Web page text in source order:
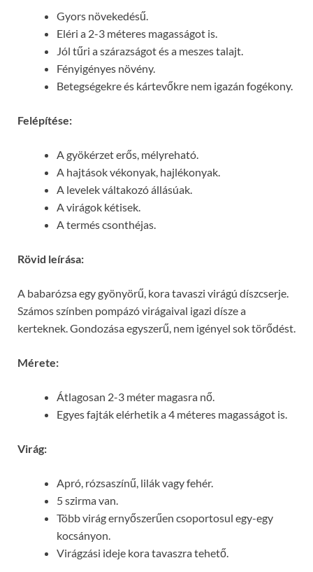
Gyors növekedésű.
Eléri a 2-3 méteres magasságot is.
Jól tűri a szárazságot és a meszes talajt.
Fényigényes növény.
Betegségekre és kártevőkre nem igazán fogékony.
Felépítése:
A gyökérzet erős, mélyreható.
A hajtások vékonyak, hajlékonyak.
A levelek váltakozó állásúak.
A virágok kétisek.
A termés csonthéjas.
Rövid leírása:
A babarózsa egy gyönyörű, kora tavaszi virágú díszcserje.
Számos színben pompázó virágaival igazi dísze a
kerteknek. Gondozása egyszerű, nem igényel sok törődést.
Mérete:
Átlagosan 2-3 méter magasra nő.
Egyes fajták elérhetik a 4 méteres magasságot is.
Virág:
Apró, rózsaszínű, lilák vagy fehér.
5 szirma van.
Több virág ernyőszerűen csoportosul egy-egy
kocsányon.
Virágzási ideje kora tavaszra tehető.